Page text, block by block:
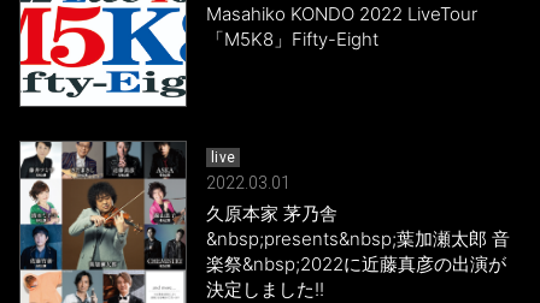
Masahiko KONDO 2022 LiveTour
「M5K8」Fifty-Eight
live
2022.03.01
久原本家 茅乃舎
&nbsp;presents&nbsp;葉加瀬太郎 音
楽祭&nbsp;2022に近藤真彦の出演が
決定しました!!